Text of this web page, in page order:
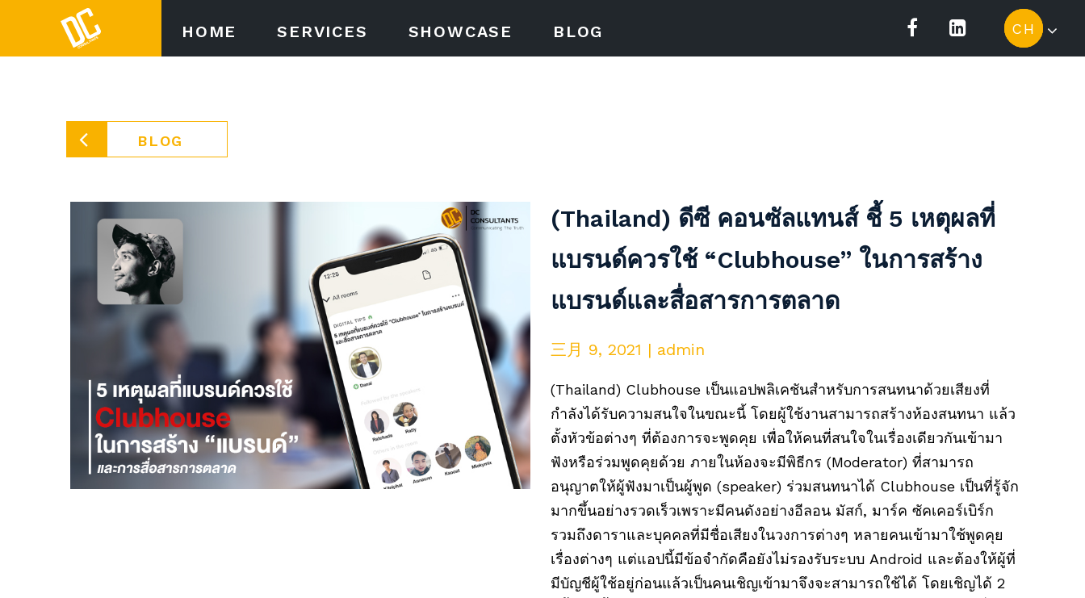
HOME SERVICES SHOWCASE BLOG EN
CH
TH
BLOG
(Thailand) ดีซี คอนซัลแทนส์ ชี้ 5 เหตุผลที่
แบรนด์ควรใช้ “Clubhouse” ในการสร้าง
แบรนด์และสื่อสารการตลาด
三月 9, 2021 | admin
(Thailand) Clubhouse เป็นแอปพลิเคชันสำหรับการสนทนาด้วยเสียงที่
กำลังได้รับความสนใจในขณะนี้ โดยผู้ใช้งานสามารถสร้างห้องสนทนา แล้ว
ตั้งหัวข้อต่างๆ ที่ต้องการจะพูดคุย เพื่อให้คนที่สนใจในเรื่องเดียวกันเข้ามา
ฟังหรือร่วมพูดคุยด้วย ภายในห้องจะมีพิธีกร (Moderator) ที่สามารถ
อนุญาตให้ผู้ฟังมาเป็นผู้พูด (speaker) ร่วมสนทนาได้ Clubhouse เป็นที่รู้จัก
มากขึ้นอย่างรวดเร็วเพราะมีคนดังอย่างอีลอน มัสก์, มาร์ค ซัคเคอร์เบิร์ก
รวมถึงดาราและบุคคลที่มีชื่อเสียงในวงการต่างๆ หลายคนเข้ามาใช้พูดคุย
เรื่องต่างๆ แต่แอปนี้มีข้อจำกัดคือยังไม่รองรับระบบ Android และต้องให้ผู้ที่
มีบัญชีผู้ใช้อยู่ก่อนแล้วเป็นคนเชิญเข้ามาจึงจะสามารถใช้ได้ โดยเชิญได้ 2